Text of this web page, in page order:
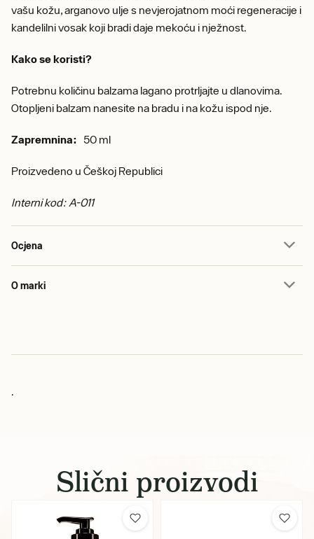
vašu kožu, arganovo ulje s nevjerojatnom moći regeneracije i
kandelilni vosak koji bradi daje mekoću i nježnost.
Kako se koristi?
Potrebnu količinu balzama lagano protrljajte u dlanovima.
Otopljeni balzam nanesite na bradu i na kožu ispod nje.
Zapremnina: 50 ml
Proizvedeno u Češkoj Republici
Interni kod: A-011
Ocjena
O marki
.
Slični proizvodi